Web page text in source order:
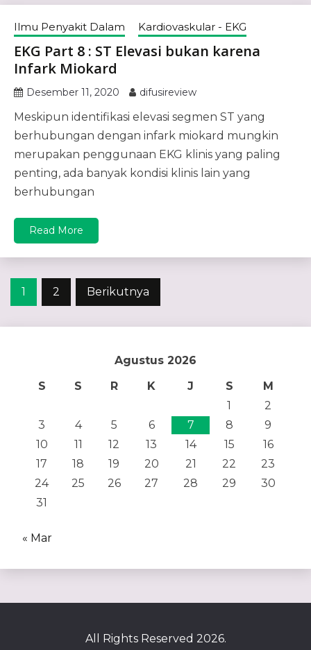
Ilmu Penyakit Dalam Kardiovaskular - EKG
EKG Part 8 : ST Elevasi bukan karena
Infark Miokard
Desember 11, 2020 difusireview
Meskipun identifikasi elevasi segmen ST yang
berhubungan dengan infark miokard mungkin
merupakan penggunaan EKG klinis yang paling
penting, ada banyak kondisi klinis lain yang
berhubungan
Read More
Paginasi
1 2 Berikutnya
Agustus 2026
S
S R K J S
M
1
2
3
4 5 6 7 8
9
10
11 12 13 14 15
16
17
18 19 20 21 22
23
24
25 26 27 28 29
30
31
« Mar
All Rights Reserved 2026.